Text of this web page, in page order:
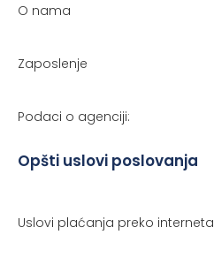
O nama
Zaposlenje
Podaci o agenciji:
Opšti uslovi poslovanja
Uslovi plaćanja preko interneta